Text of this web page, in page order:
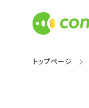
トップページ